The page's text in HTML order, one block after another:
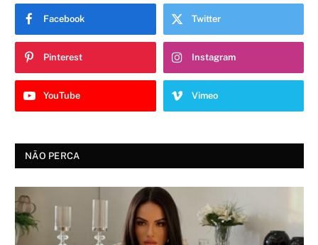
Facebook Twitter
Pinterest Instagram
YouTube Vimeo
NÃO PERCA